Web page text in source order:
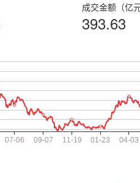
成交金额（亿元
393.63